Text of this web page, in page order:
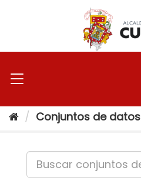
Conjuntos de datos